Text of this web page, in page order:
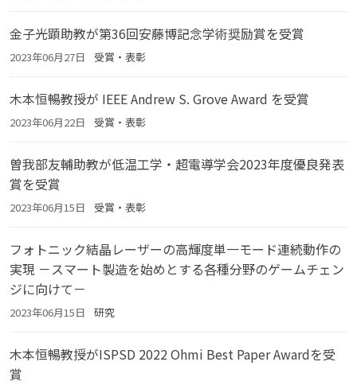
金子光顕助教が第36回安藤博記念学術奨励賞を受賞
2023年06月27日 受賞・表彰
木本恒暢教授が IEEE Andrew S. Grove Award を受賞
2023年06月22日 受賞・表彰
曽我部友輔助教が低温工学・超電導学会2023年度優良発表
賞を受賞
2023年06月15日 受賞・表彰
フォトニック結晶レーザーの高輝度単一モード連続動作の
実現 －スマート製造を始めとする各種分野のゲームチェン
ジに向けて－
2023年06月15日 研究
木本恒暢教授がISPSD 2022 Ohmi Best Paper Awardを受
賞